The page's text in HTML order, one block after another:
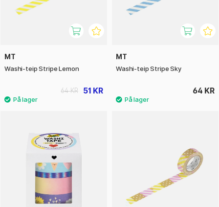
MT
Washi-teip Stripe Lemon
51 KR
64 KR
MT
Washi-teip Stripe Sky
64 KR